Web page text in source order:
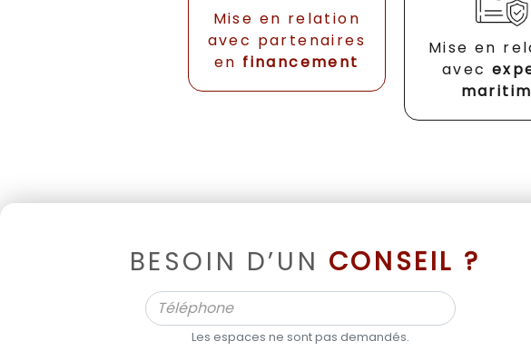
Mise en relation
avec partenaires
en financement
Mise en
avec
BESOIN D’UN CONSEIL ?
Les espaces ne sont pas demandés.